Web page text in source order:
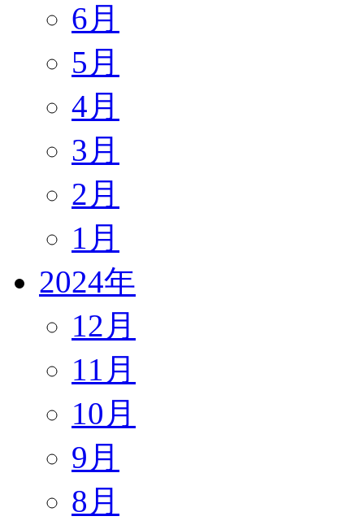
6月
5月
4月
3月
2月
1月
2024年
12月
11月
10月
9月
8月